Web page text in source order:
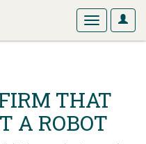
User
Toggle
THAT
A ROBOT